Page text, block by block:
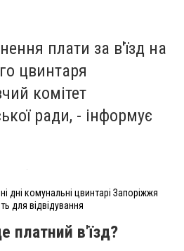
плати за в'їзд на
цвинтаря
комітет
ради, - інформує
дні комунальні цвинтарі Запоріжжя
для відвідування
платний в'їзд?